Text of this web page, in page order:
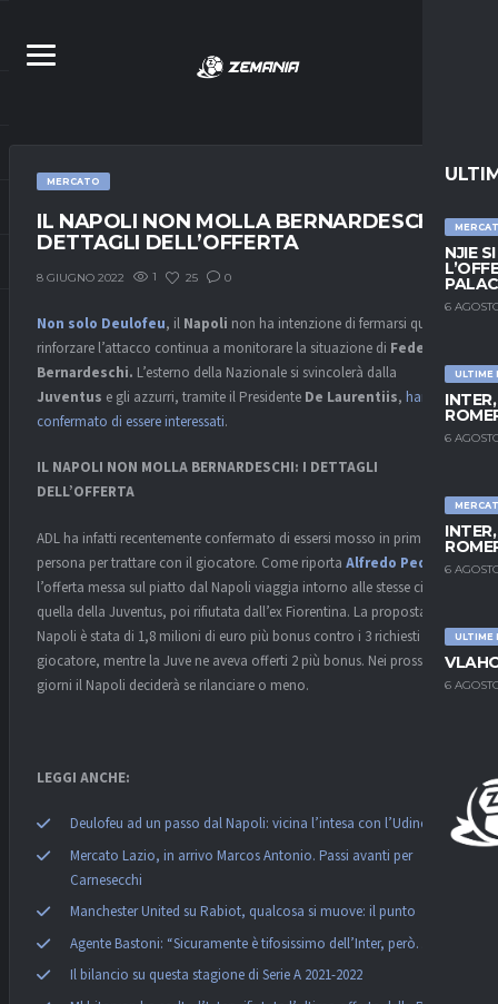
NJIE
6
ULTIME
6
6
ULTIME
6
MERCATO
IL NAPOLI NON MOLLA BERNARDESCHI: I
DETTAGLI DELL’OFFERTA
8 GIUGNO 2022 1 25 0
Non solo Deulofeu, il Napoli non ha intenzione di fermarsi qui e per
rinforzare l’attacco continua a monitorare la situazione di Federico
Bernardeschi. L’esterno della Nazionale si svincolerà dalla
Juventus e gli azzurri, tramite il Presidente De Laurentiis, hanno
confermato di essere interessati.
IL NAPOLI NON MOLLA BERNARDESCHI: I DETTAGLI
DELL’OFFERTA
ADL ha infatti recentemente confermato di essersi mosso in prima
persona per trattare con il giocatore. Come riporta Alfredo Pedullà
l’offerta messa sul piatto dal Napoli viaggia intorno alle stesse cifre di
quella della Juventus, poi rifiutata dall’ex Fiorentina. La proposta del
Napoli è stata di 1,8 milioni di euro più bonus contro i 3 richiesti dal
giocatore, mentre la Juve ne aveva offerti 2 più bonus. Nei prossimi
giorni il Napoli deciderà se rilanciare o meno.
LEGGI ANCHE:
Deulofeu ad un passo dal Napoli: vicina l’intesa con l’Udinese
Mercato Lazio, in arrivo Marcos Antonio. Passi avanti per
Carnesecchi
Manchester United su Rabiot, qualcosa si muove: il punto
Agente Bastoni: “Sicuramente è tifosissimo dell’Inter, però…”
Il bilancio su questa stagione di Serie A 2021-2022